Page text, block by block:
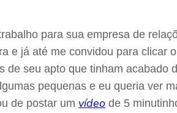
para sua empresa de
e já até me convidou para clicar
de seu apto que tinham acabado
pequenas e eu queria ver
de postar um vídeo de 5